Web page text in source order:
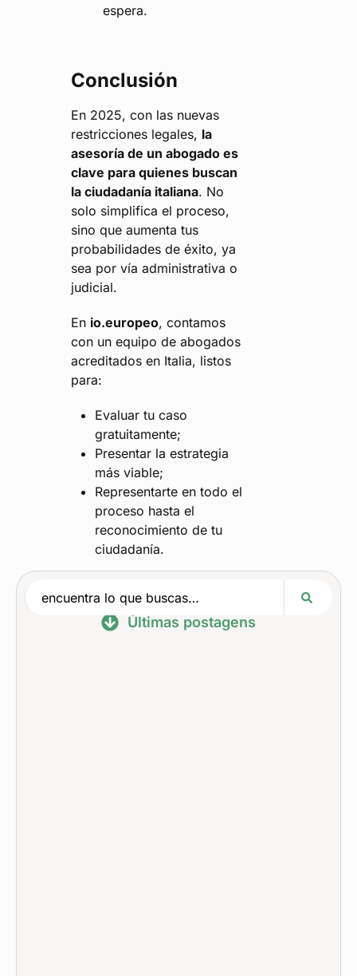
Últimas postagens
espera.
Conclusión
En 2025, con las nuevas
restricciones legales, la
asesoría de un abogado es
clave para quienes buscan
la ciudadanía italiana. No
solo simplifica el proceso,
sino que aumenta tus
probabilidades de éxito, ya
sea por vía administrativa o
judicial.
En io.europeo, contamos
con un equipo de abogados
acreditados en Italia, listos
para:
Evaluar tu caso
gratuitamente;
Presentar la estrategia
más viable;
Representarte en todo el
proceso hasta el
reconocimiento de tu
ciudadanía.